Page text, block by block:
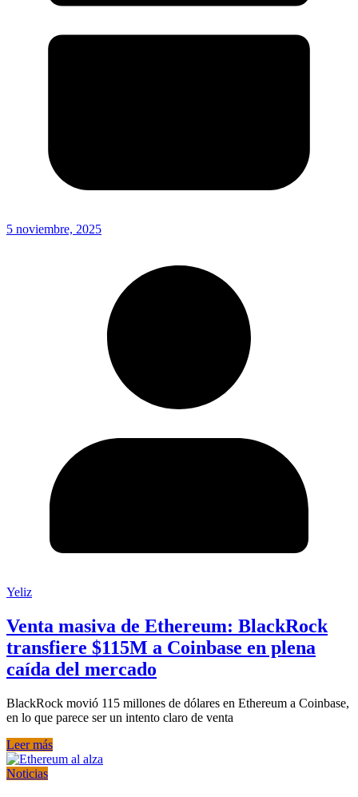
5 noviembre, 2025
Yeliz
Venta masiva de Ethereum: BlackRock
transfiere $115M a Coinbase en plena
caída del mercado
BlackRock movió 115 millones de dólares en Ethereum a Coinbase,
en lo que parece ser un intento claro de venta
Leer más
Noticias